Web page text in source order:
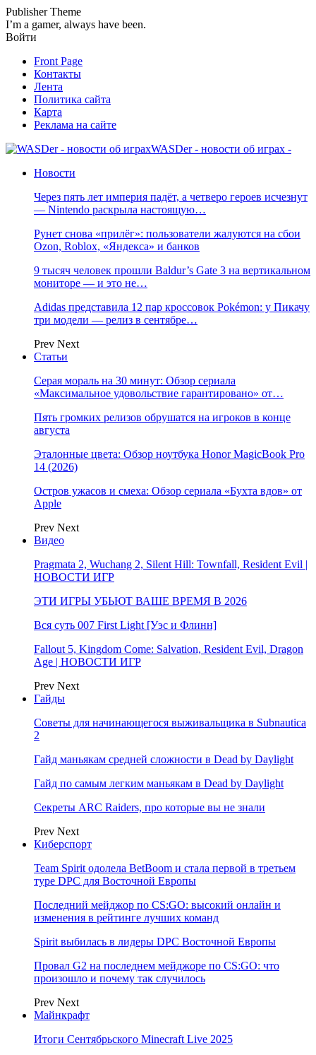
Publisher Theme
I’m a gamer, always have been.
Войти
Front Page
Контакты
Лента
Политика сайта
Карта
Реклама на сайте
WASDer - новости об играх -
Новости
Через пять лет империя падёт, а четверо героев исчезнут
— Nintendo раскрыла настоящую…
Рунет снова «прилёг»: пользователи жалуются на сбои
Ozon, Roblox, «Яндекса» и банков
9 тысяч человек прошли Baldur’s Gate 3 на вертикальном
мониторе — и это не…
Adidas представила 12 пар кроссовок Pokémon: у Пикачу
три модели — релиз в сентябре…
Prev Next
Статьи
Серая мораль на 30 минут: Обзор сериала
«Максимальное удовольствие гарантировано» от…
Пять громких релизов обрушатся на игроков в конце
августа
Эталонные цвета: Обзор ноутбука Honor MagicBook Pro
14 (2026)
Остров ужасов и смеха: Обзор сериала «Бухта вдов» от
Apple
Prev Next
Видео
Pragmata 2, Wuchang 2, Silent Hill: Townfall, Resident Evil |
НОВОСТИ ИГР
ЭТИ ИГРЫ УБЬЮТ ВАШЕ ВРЕМЯ В 2026
Вся суть 007 First Light [Уэс и Флинн]
Fallout 5, Kingdom Come: Salvation, Resident Evil, Dragon
Age | НОВОСТИ ИГР
Prev Next
Гайды
Советы для начинающегося выживальщика в Subnautica
2
Гайд маньякам средней сложности в Dead by Daylight
Гайд по самым легким маньякам в Dead by Daylight
Секреты ARC Raiders, про которые вы не знали
Prev Next
Киберспорт
Team Spirit одолела BetBoom и стала первой в третьем
туре DPC для Восточной Европы
Последний мейджор по CS:GO: высокий онлайн и
изменения в рейтинге лучших команд
Spirit выбилась в лидеры DPC Восточной Европы
Провал G2 на последнем мейджоре по CS:GO: что
произошло и почему так случилось
Prev Next
Майнкрафт
Итоги Сентябрьского Minecraft Live 2025